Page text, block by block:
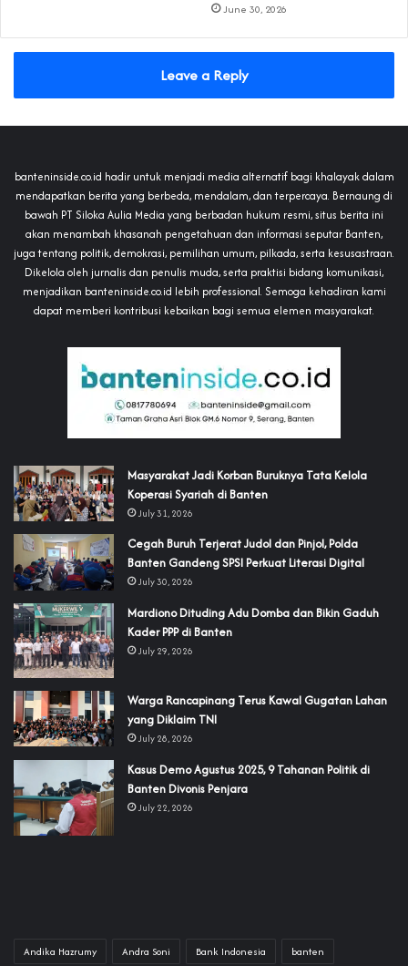
June 30, 2026
Leave a Reply
banteninside.co.id hadir untuk menjadi media alternatif bagi khalayak dalam
mendapatkan berita yang berbeda, mendalam, dan terpercaya. Bernaung di
bawah PT Siloka Aulia Media yang berbadan hukum resmi, situs berita ini
akan menambah khasanah pengetahuan dan informasi seputar Banten,
juga tentang politik, demokrasi, pemilihan umum, pilkada, serta kesusastraan.
Dikelola oleh jurnalis dan penulis muda, serta praktisi bidang komunikasi,
menjadikan banteninside.co.id lebih professional. Semoga kehadiran kami
dapat memberi kontribusi kebaikan bagi semua elemen masyarakat.
‎Masyarakat Jadi Korban Buruknya Tata Kelola
Koperasi Syariah di Banten
July 31, 2026
Cegah Buruh Terjerat Judol dan Pinjol, Polda
Banten Gandeng SPSI Perkuat Literasi Digital
July 30, 2026
‎Mardiono Dituding Adu Domba dan Bikin Gaduh
Kader PPP di Banten
July 29, 2026
‎Warga Rancapinang Terus Kawal Gugatan Lahan
yang Diklaim TNI‎‎
July 28, 2026
‎Kasus Demo Agustus 2025, 9 Tahanan Politik di
Banten Divonis Penjara
July 22, 2026
Andika Hazrumy Andra Soni Bank Indonesia banten